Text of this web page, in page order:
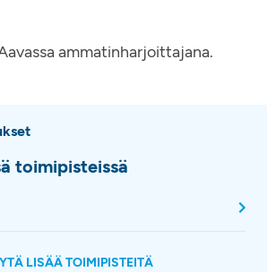
ammatinharjoittajana.
toimipisteissä
LISÄÄ TOIMIPISTEITÄ